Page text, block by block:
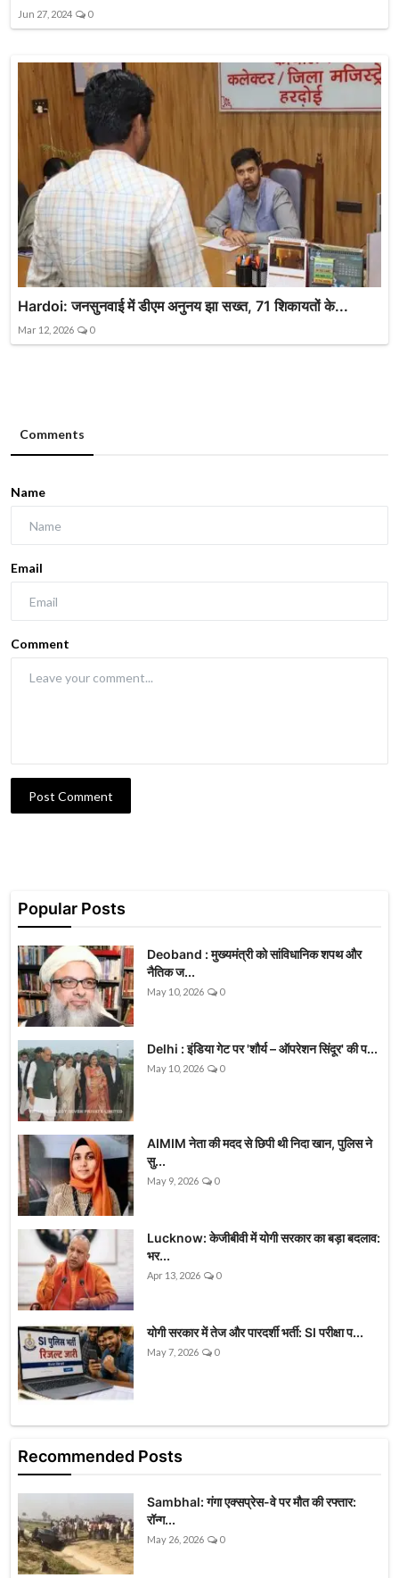
Jun 27, 2024 0
Hardoi: जनसुनवाई में डीएम अनुनय झा सख्त, 71 शिकायतों के...
Mar 12, 2026 0
Comments
Name
Email
Comment
Post Comment
Popular Posts
Deoband : मुख्यमंत्री को सांविधानिक शपथ और
नैतिक ज...
May 10, 2026 0
Delhi : इंडिया गेट पर 'शौर्य – ऑपरेशन सिंदूर' की प...
May 10, 2026 0
AIMIM नेता की मदद से छिपी थी निदा खान, पुलिस ने
सु...
May 9, 2026 0
Lucknow: केजीबीवी में योगी सरकार का बड़ा बदलाव:
भर...
Apr 13, 2026 0
योगी सरकार में तेज और पारदर्शी भर्ती: SI परीक्षा प...
May 7, 2026 0
Recommended Posts
Sambhal: गंगा एक्सप्रेस-वे पर मौत की रफ्तार:
रॉन्ग...
May 26, 2026 0